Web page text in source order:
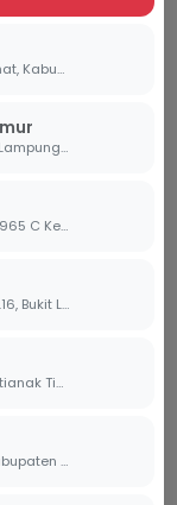
Jl. Letnan Marzuki, Talang Jawa Sel, Kec. Lahat, Kabupaten Lahat, Sumatera Selatan 31419
Karyatani, Labuhan Maringgai, Kabupaten Lampung Timur, Lampung 34387
Jl. Tamalanrea Raya BTP Blok AE 965A, 965B, 965 C Kel. Paccerakang Kec.Biring Kanaya Kota. Makassar Sulawesi Selatan 90241
Jl. Alamsyah Ratu Prawiranegara No.120, RW.16, Bukit Lama, Kec. Ilir Bar. I, Kota Palembang, Sumatera Selatan 30138
Jl. Panglima Aim No.7, Dalam Bugis, Kec. Pontianak Tim., Kota Pontianak, Kalimantan Barat 78242
Jl. Lkr. Randik, Serasan Jaya, Kec. Sekayu, Kabupaten Musi Banyuasin, Sumatera Selatan 30711
Motor
Tim teknisi
menyediakan
untuk
tire changer